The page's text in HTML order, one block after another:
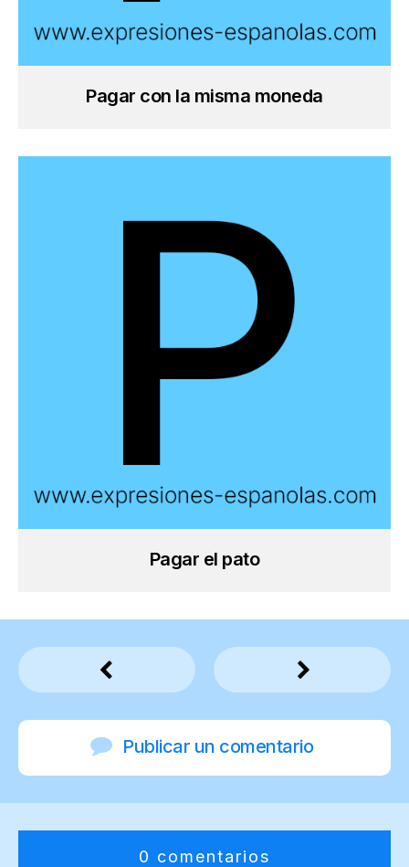
Pagar con la misma moneda
Pagar el pato
Publicar un comentario
0 comentarios